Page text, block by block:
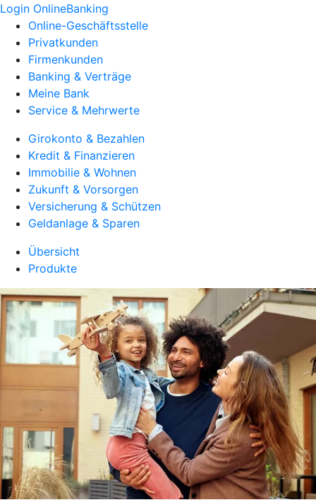
Login OnlineBanking
Online-Geschäftsstelle
Privatkunden
Firmenkunden
Banking & Verträge
Meine Bank
Service & Mehrwerte
Girokonto & Bezahlen
Kredit & Finanzieren
Immobilie & Wohnen
Zukunft & Vorsorgen
Versicherung & Schützen
Geldanlage & Sparen
Übersicht
Produkte